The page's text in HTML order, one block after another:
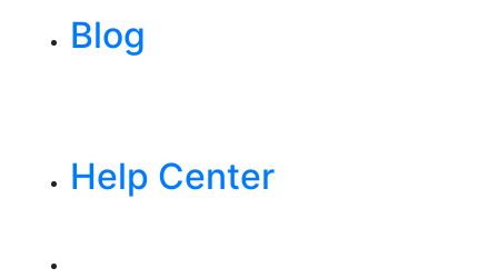
Blog
Help Center